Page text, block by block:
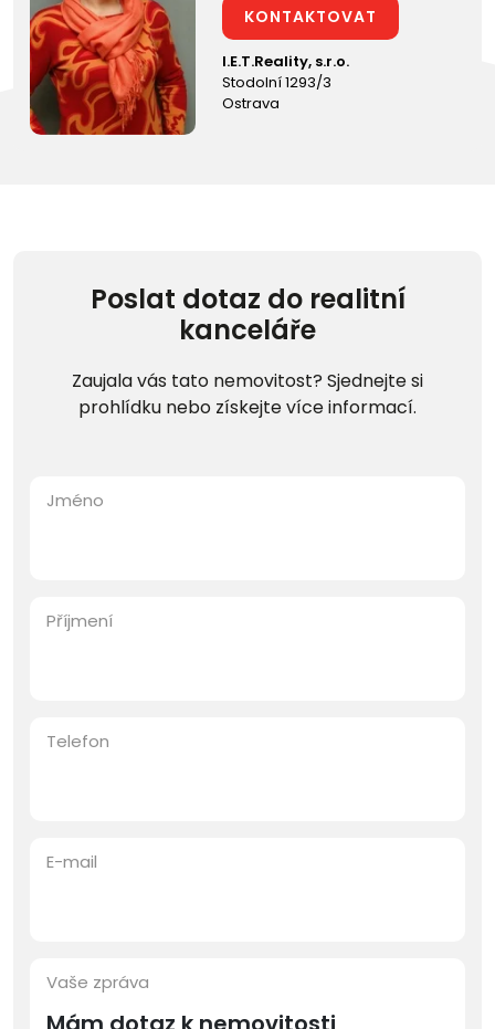
KONTAKTOVAT
I.E.T.Reality, s.r.o.
Stodolní 1293/3
Ostrava
Poslat dotaz do realitní
kanceláře
Zaujala vás tato nemovitost? Sjednejte si
prohlídku nebo získejte více informací.
Jméno
Příjmení
Telefon
E-mail
Vaše zpráva